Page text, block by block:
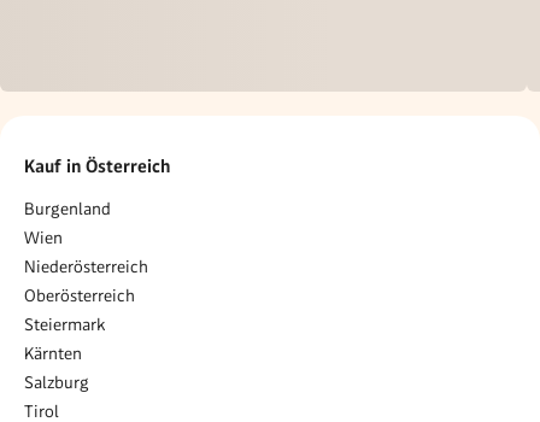
Kauf in Österreich
Burgenland
Wien
Niederösterreich
Oberösterreich
Steiermark
Kärnten
Salzburg
Tirol